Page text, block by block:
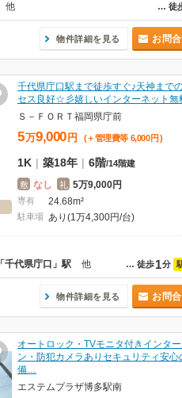
… 徒
他
物件詳細を見る お問
千代県庁口駅まで徒歩すぐ♪天神まで
セス良好☆彡嬉しいインターネット
Ｓ－ＦＯＲＴ福岡県庁前
5万9,000 円 (＋管理費等 6,000 円 )
1K | 築18年 | 6階/14階建
敷 なし 礼 5万9,000円
専有 24.68m²
駐車場 あり(1万4,300円/台)
… 徒歩1分
「千代県庁口」駅 他
物件詳細を見る お問
オートロック・TVモニタ付きインタ
ン・防犯カメラありセキュリティ安心
備…
エステムプラザ博多駅南